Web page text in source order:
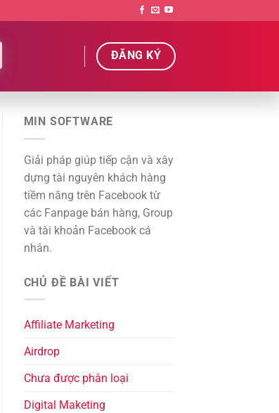
ĐĂNG KÝ
MIN SOFTWARE
Giải pháp giúp tiếp cận và xây
dựng tài nguyên khách hàng
tiềm năng trên Facebook từ
các Fanpage bán hàng, Group
và tài khoản Facebook cá
nhân.
CHỦ ĐỀ BÀI VIẾT
Affiliate Marketing
Airdrop
Chưa được phân loại
Digital Maketing